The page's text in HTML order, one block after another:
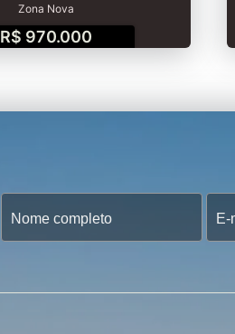
Zona Nova
R$ 970.000